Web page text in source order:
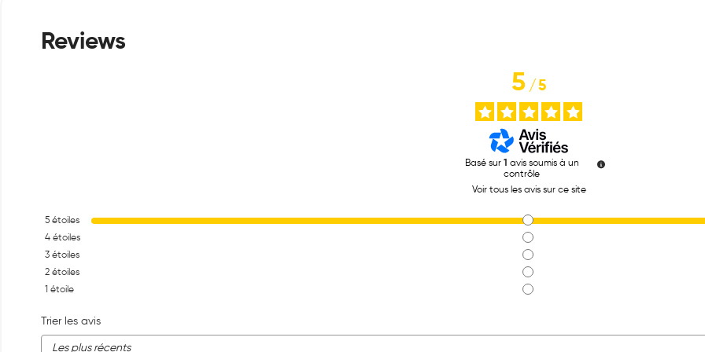
5/5
Basé sur 1 avis soumis à un
contrôle
Voir tous les avis sur ce site
5 étoiles
4 étoiles
3 étoiles
2 étoiles
1 étoile
Trier les avis